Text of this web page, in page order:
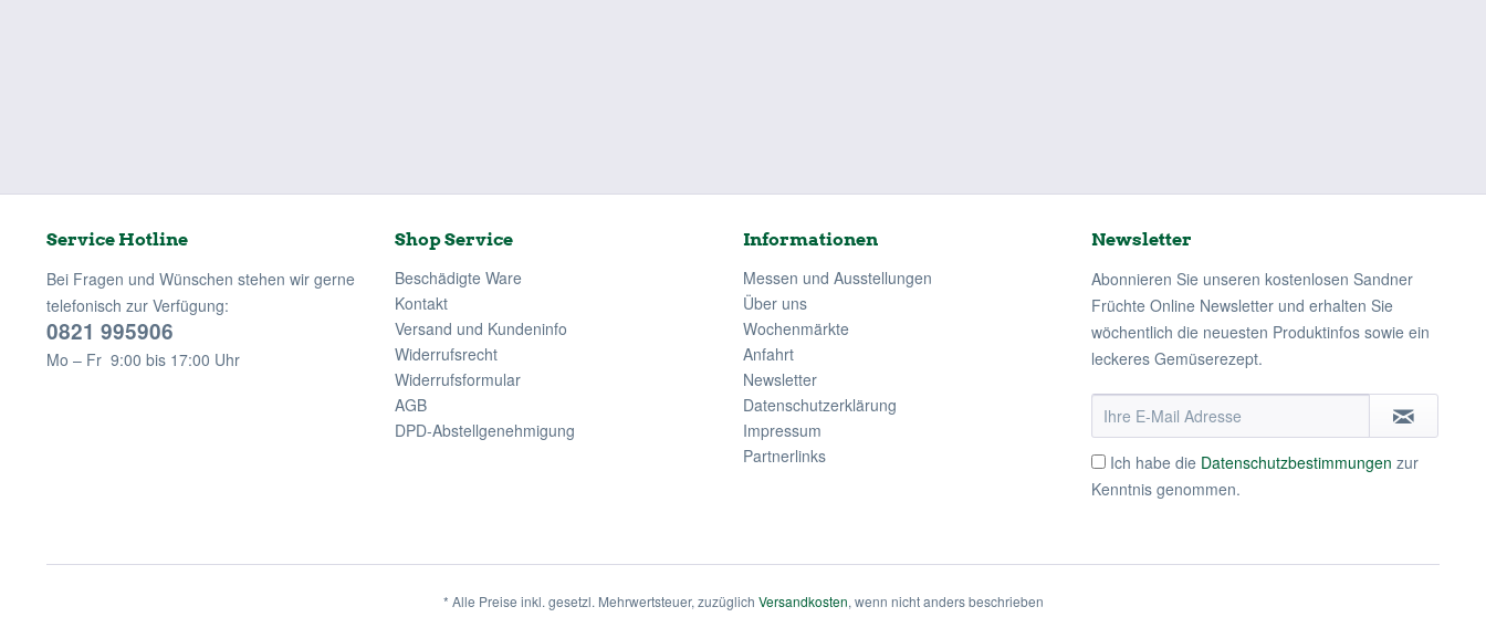
Service Hotline
Bei Fragen und Wünschen stehen wir gerne
telefonisch zur Verfügung:
0821 995906
Mo – Fr 9:00 bis 17:00 Uhr
Shop Service
Beschädigte Ware
Kontakt
Versand und Kundeninfo
Widerrufsrecht
Widerrufsformular
AGB
DPD-Abstellgenehmigung
Informationen
Messen und Ausstellungen
Über uns
Wochenmärkte
Anfahrt
Newsletter
Datenschutzerklärung
Impressum
Partnerlinks
Newsletter
Abonnieren Sie unseren kostenlosen Sandner
Früchte Online Newsletter und erhalten Sie
wöchentlich die neuesten Produktinfos sowie ein
leckeres Gemüserezept.
Ich habe die Datenschutzbestimmungen zur
Kenntnis genommen.
* Alle Preise inkl. gesetzl. Mehrwertsteuer, zuzüglich Versandkosten, wenn nicht anders beschrieben